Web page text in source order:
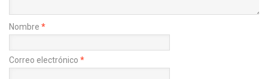
Nombre *
Correo electrónico *